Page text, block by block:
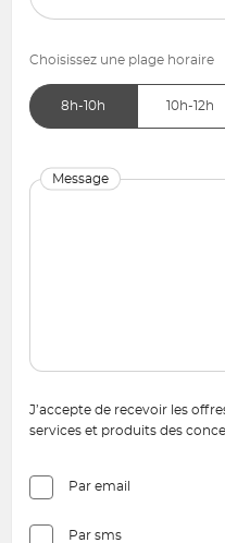
Choisissez une plage horaire
8h-10h 10h-12h
Message
J’accepte de recevoir les
services et produits des
Par email
Par sms